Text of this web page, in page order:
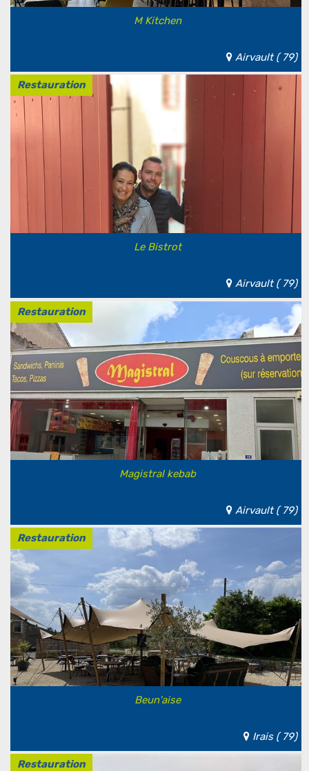
M Kitchen
Airvault ( 79)
Restauration
Le Bistrot
Airvault ( 79)
Restauration
Magistral kebab
Airvault ( 79)
Restauration
Beun'aise
Irais ( 79)
Restauration